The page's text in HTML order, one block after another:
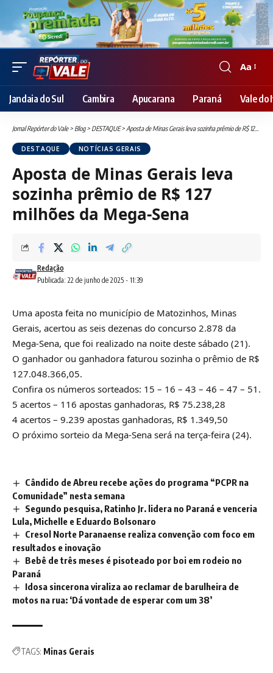
Font
Resizer
Aa
Jandaia do Sul Cambira Apucarana Paraná Vale do
Jornal Repórter do Vale> Blog> DESTAQUE>Aposta de Minas Gerais leva sozinha prêmio de R$ 127 milhões da Mega-Sena
DESTAQUE NOTÍCIAS GERAIS
Aposta de Minas Gerais leva
sozinha prêmio de R$ 127
milhões da Mega-Sena
Publicada: 22 de junho de 2025 - 11:39
Redação
Uma aposta feita no município de Matozinhos, Minas
Gerais, acertou as seis dezenas do concurso 2.878 da
Mega-Sena, que foi realizado na noite deste sábado (21).
O ganhador ou ganhadora faturou sozinha o prêmio de R$
127.048.366,05.
Confira os números sorteados: 15 – 16 – 43 – 46 – 47 – 51.
5 acertos – 116 apostas ganhadoras, R$ 75.238,28
4 acertos – 9.239 apostas ganhadoras, R$ 1.349,50
O próximo sorteio da Mega-Sena será na terça-feira (24).
Cândido de Abreu recebe ações do programa “PCPR na
Comunidade” nesta semana
Segundo pesquisa, Ratinho Jr. lidera no Paraná e venceria
Lula, Michelle e Eduardo Bolsonaro
Cresol Norte Paranaense realiza convenção com foco em
resultados e inovação
Bebê de três meses é pisoteado por boi em rodeio no
Paraná
Idosa sincerona viraliza ao reclamar de barulheira de
motos na rua: ‘Dá vontade de esperar com um 38’
TAGS: Minas Gerais